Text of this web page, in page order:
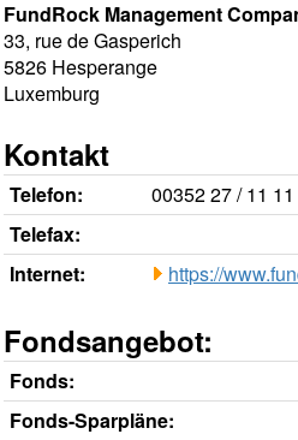
FundRock Management
33, rue de Gasperich
5826 Hesperange
Luxemburg
Kontakt
Telefon:
00352 27 / 11 11
Telefax:
Internet:
https://
Fondsangebot:
Fonds:
Fonds-Sparpläne: